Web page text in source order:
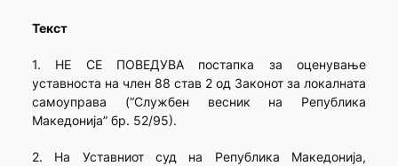
Текст
1. НЕ СЕ ПОВЕДУВА постапка за оценување
уставноста на член 88 став 2 од Законот за локалната
самоуправа (“Службен весник на Република
Македонија” бр. 52/95).
2. На Уставниот суд на Република Македонија,